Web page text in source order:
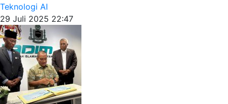
Teknologi AI
29 Juli 2025 22:47